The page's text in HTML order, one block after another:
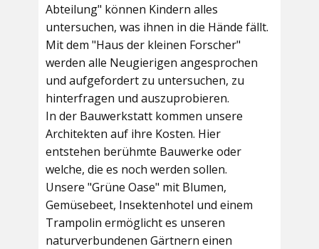
Abteilung" können Kindern alles
untersuchen, was ihnen in die Hände fällt.
Mit dem "Haus der kleinen Forscher"
werden alle Neugierigen angesprochen
und aufgefordert zu untersuchen, zu
hinterfragen und auszuprobieren.
In der Bauwerkstatt kommen unsere
Architekten auf ihre Kosten. Hier
entstehen berühmte Bauwerke oder
welche, die es noch werden sollen.
Unsere "Grüne Oase" mit Blumen,
Gemüsebeet, Insektenhotel und einem
Trampolin ermöglicht es unseren
naturverbundenen Gärtnern einen